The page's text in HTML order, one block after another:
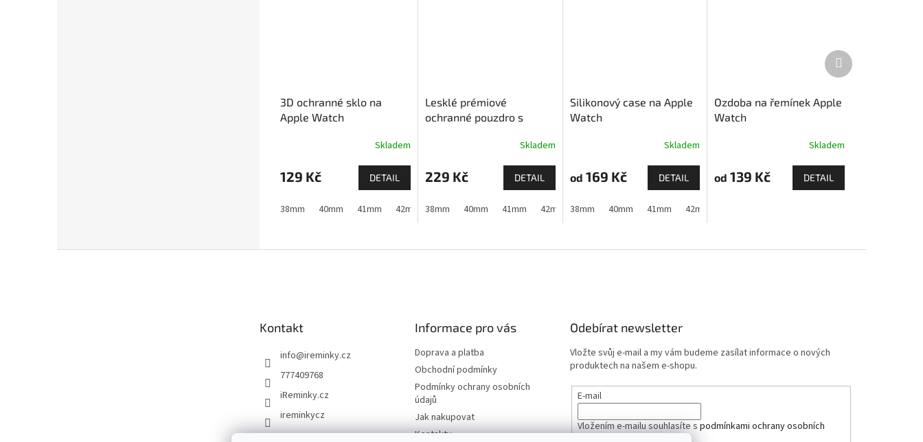
3D ochranné sklo na
Apple Watch
Skladem
129 Kč DETAIL
38mm 40mm 41mm 42mm (Apple Watch 1,2,3) 42mm (Apple Watch 10 a 11) 44mm 45mm
Lesklé prémiové
ochranné pouzdro s
Skladem
229 Kč DETAIL
38mm 40mm 41mm 42mm (Apple Watch 1,2,3) 44mm 45mm
Silikonový case na Apple
Watch
Skladem
od 169 Kč DETAIL
38mm 40mm 41mm 42mm (Apple Watch 1,2,3)
Ozdoba na řemínek Apple
Watch
Skladem
od 139 Kč DETAIL
Další
produkt
Kontakt
info@ireminky.cz
777409768
iReminky.cz
ireminkycz
Informace pro vás
Doprava a platba
Obchodní podmínky
Podmínky ochrany osobních
údajů
Jak nakupovat
Kontakty
Odebírat newsletter
Vložte svůj e-mail a my vám budeme zasílat informace o nových
produktech na našem e-shopu.
E-mail
Vložením e-mailu souhlasíte spodmínkami ochrany osobních